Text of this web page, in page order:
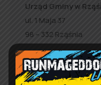
Urząd Gminy w
ul. 1 Maja 37
98 – 332 Rząśnia
e-doręczenia:
adres email: